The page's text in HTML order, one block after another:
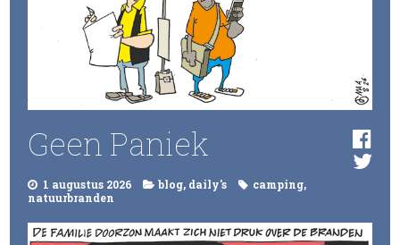
Geen Paniek
1 augustus 2026 blog, daily's camping,
natuurbranden